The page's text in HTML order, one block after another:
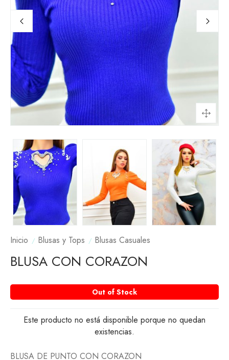
Inicio Blusas y Tops Blusas Casuales
BLUSA CON CORAZON
Out of Stock
Este producto no está disponible porque no quedan
existencias.
BLUSA DE PUNTO CON CORAZON